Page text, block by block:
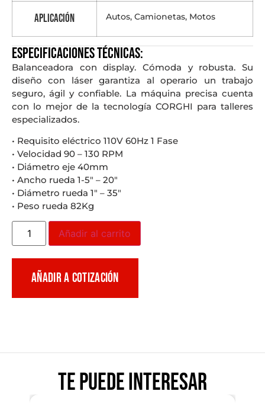
Aplicación Autos, Camionetas, Motos
Especificaciones técnicas:
Balanceadora con display. Cómoda y robusta. Su
diseño con láser garantiza al operario un trabajo
seguro, ágil y confiable. La máquina precisa cuenta
con lo mejor de la tecnología CORGHI para talleres
especializados.
• Requisito eléctrico 110V 60Hz 1 Fase
• Velocidad 90 – 130 RPM
• Diámetro eje 40mm
• Ancho rueda 1-5″ – 20″
• Diámetro rueda 1″ – 35″
• Peso rueda 82Kg
Añadir al carrito
AÑADIR A COTIZACIÓN
Te puede interesar